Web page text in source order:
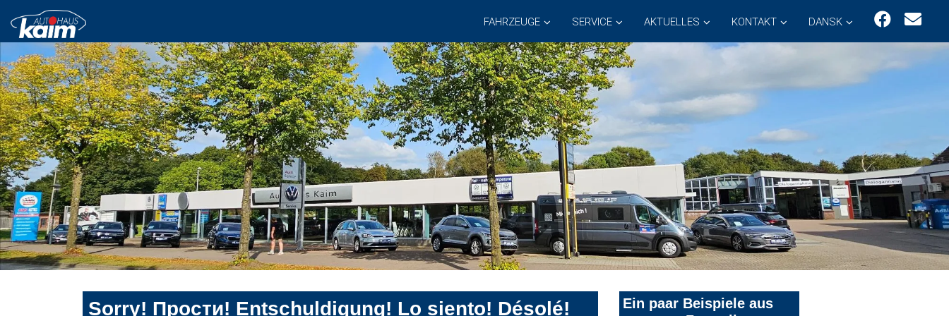
FAHRZEUGE SERVICE AKTUELLES KONTAKT DANSK
Sorry! Прости! Entschuldigung! Lo siento! Désolé!
Ein paar Beispiele aus